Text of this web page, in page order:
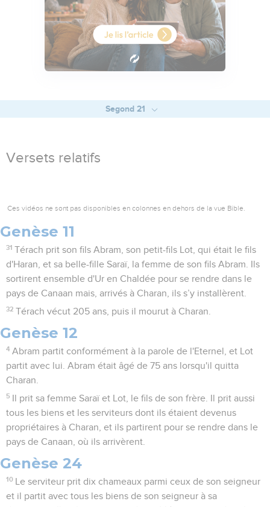
Segond 21
Versets relatifs
Ces vidéos ne sont pas disponibles en colonnes en dehors de la vue Bible.
Genèse 11
31 Térach prit son fils Abram, son petit-fils Lot, qui était le fils
d'Haran, et sa belle-fille Saraï, la femme de son fils Abram. Ils
sortirent ensemble d'Ur en Chaldée pour se rendre dans le
pays de Canaan mais, arrivés à Charan, ils s’y installèrent.
32 Térach vécut 205 ans, puis il mourut à Charan.
Genèse 12
4 Abram partit conformément à la parole de l'Eternel, et Lot
partit avec lui. Abram était âgé de 75 ans lorsqu'il quitta
Charan.
5
Il prit sa femme Saraï et Lot, le fils de son frère. Il prit aussi
tous les biens et les serviteurs dont ils étaient devenus
propriétaires à Charan, et ils partirent pour se rendre dans le
pays de Canaan, où ils arrivèrent.
Genèse 24
10
Le serviteur prit dix chameaux parmi ceux de son seigneur
et il partit avec tous les biens de son seigneur à sa